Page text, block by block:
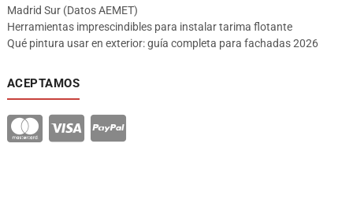
Madrid Sur (Datos AEMET)
Herramientas imprescindibles para instalar tarima flotante
Qué pintura usar en exterior: guía completa para fachadas 2026
ACEPTAMOS